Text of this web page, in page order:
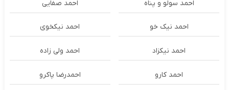
احمد سولو و پناه احمد صفایی
احمد نیک خو احمد نیکخوی
احمد نیکزاد احمد ولی زاده
احمد کارو احمدرضا پاکرو